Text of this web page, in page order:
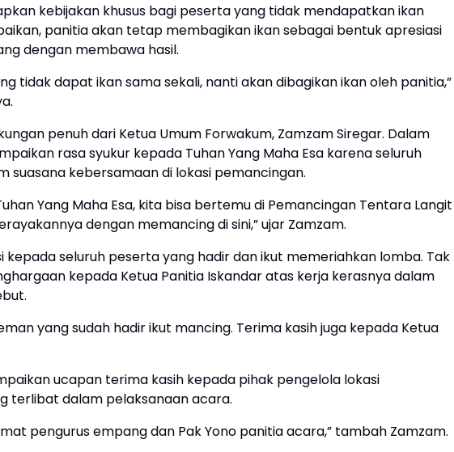
kebijakan khusus bagi peserta yang tidak mendapatkan ikan
panitia akan tetap membagikan ikan sebagai bentuk apresiasi
dengan membawa hasil.
tidak dapat ikan sama sekali, nanti akan dibagikan ikan oleh panitia,”
penuh dari Ketua Umum Forwakum, Zamzam Siregar. Dalam
rasa syukur kepada Tuhan Yang Maha Esa karena seluruh
kebersamaan di lokasi pemancingan.
Yang Maha Esa, kita bisa bertemu di Pemancingan Tentara Langit
dengan memancing di sini,” ujar Zamzam.
kepada seluruh peserta yang hadir dan ikut memeriahkan lomba. Tak
kepada Ketua Panitia Iskandar atas kerja kerasnya dalam
yang sudah hadir ikut mancing. Terima kasih juga kepada Ketua
ucapan terima kasih kepada pihak pengelola lokasi
terlibat dalam pelaksanaan acara.
pengurus empang dan Pak Yono panitia acara,” tambah Zamzam.